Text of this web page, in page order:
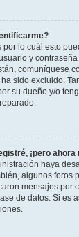
por lo cuál esto
y
comuníquese
sido excluido.
su dueño y/o
¡pero
haya
algunos foros
mensajes por
de datos. Si es